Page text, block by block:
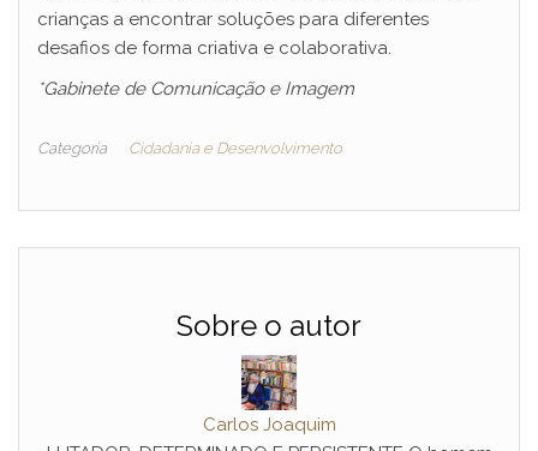
crianças a encontrar soluções para diferentes
desafios de forma criativa e colaborativa.
*Gabinete de Comunicação e Imagem
Categoria Cidadania e Desenvolvimento
Sobre o autor
Carlos Joaquim